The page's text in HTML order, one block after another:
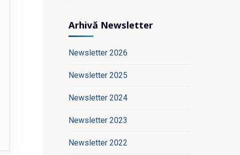
Arhivă Newsletter
Newsletter 2026
Newsletter 2025
Newsletter 2024
Newsletter 2023
Newsletter 2022